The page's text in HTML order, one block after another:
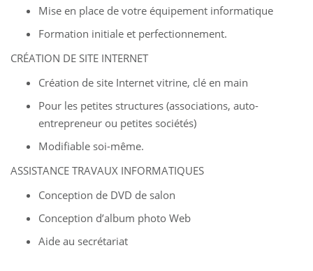
Mise en place de votre équipement informatique
Formation initiale et perfectionnement.
CRÉATION DE SITE INTERNET
Création de site Internet vitrine, clé en main
Pour les petites structures (associations, auto-
entrepreneur ou petites sociétés)
Modifiable soi-même.
ASSISTANCE TRAVAUX INFORMATIQUES
Conception de DVD de salon
Conception d’album photo Web
Aide au secrétariat